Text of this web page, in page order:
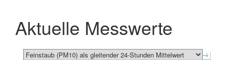
schließen
Aktuelle Messwerte